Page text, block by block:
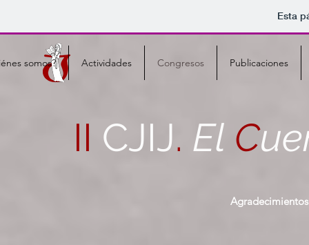
Esta
somos? Actividades Congresos Publicaciones
II CJIJ. El C
Agradecimientos